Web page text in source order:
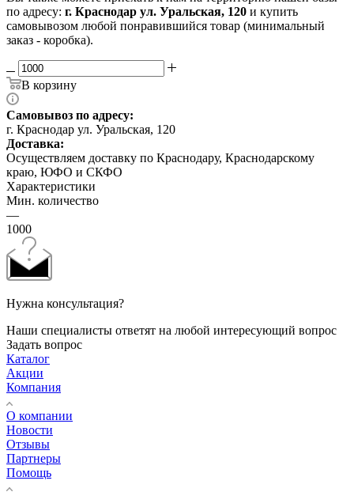
по адресу: г. Краснодар ул. Уральская, 120 и купить
самовывозом любой понравившийся товар (минимальный
заказ - коробка).
В корзину
Самовывоз по адресу:
г. Краснодар ул. Уральская, 120
Доставка:
Осуществляем доставку по Краснодару, Краснодарскому
краю, ЮФО и СКФО
Характеристики
Мин. количество
—
1000
Нужна консультация?
Наши специалисты ответят на любой интересующий вопрос
Задать вопрос
Каталог
Акции
Компания
О компании
Новости
Отзывы
Партнеры
Помощь